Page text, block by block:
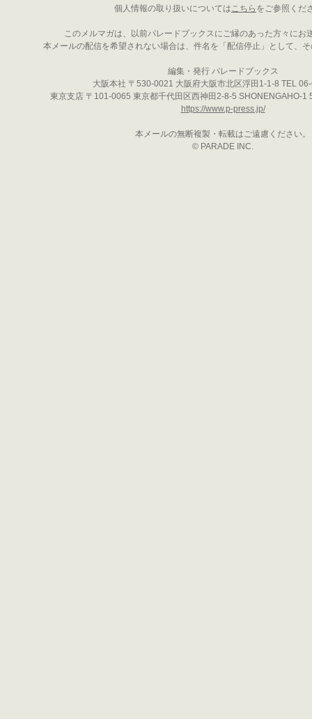
個人情報の取り扱いについてはこちら をご参照くだ
このメルマガは、以前パレードブックスにご縁のあった方々にお
本メールの配信を希望されない場合は、件名を「配信停止」として、
編集・発行 パレードブックス
大阪本社 〒530-0021 大阪府大阪市北区浮田1-1-8 TEL
東京支店 〒101-0065 東京都千代田区西神田2-8-5 SHONENGAHO-1
https://www.p-press.jp/
本メールの無断複製・転載はご遠慮ください。
© PARADE INC.